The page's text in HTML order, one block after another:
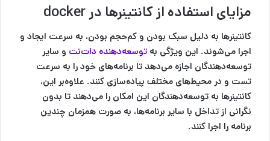
مزایای استفاده از کانتینرها در docker
کانتینرها به دلیل سبک بودن و کم‌حجم بودن، به سرعت ایجاد و
اجرا می‌شوند. این ویژگی به توسعه‌دهنده دات‌نت و سایر
توسعه‌دهندگان اجازه می‌دهد تا برنامه‌های خود را به سرعت
تست و در محیط‌های مختلف پیاده‌سازی کنند. علاوه‌بر این،
کانتینرها به توسعه‌دهندگان این امکان را می‌دهند تا بدون
نگرانی از تداخل با سایر برنامه‌ها، به صورت همزمان چندین
برنامه را اجرا کنند.